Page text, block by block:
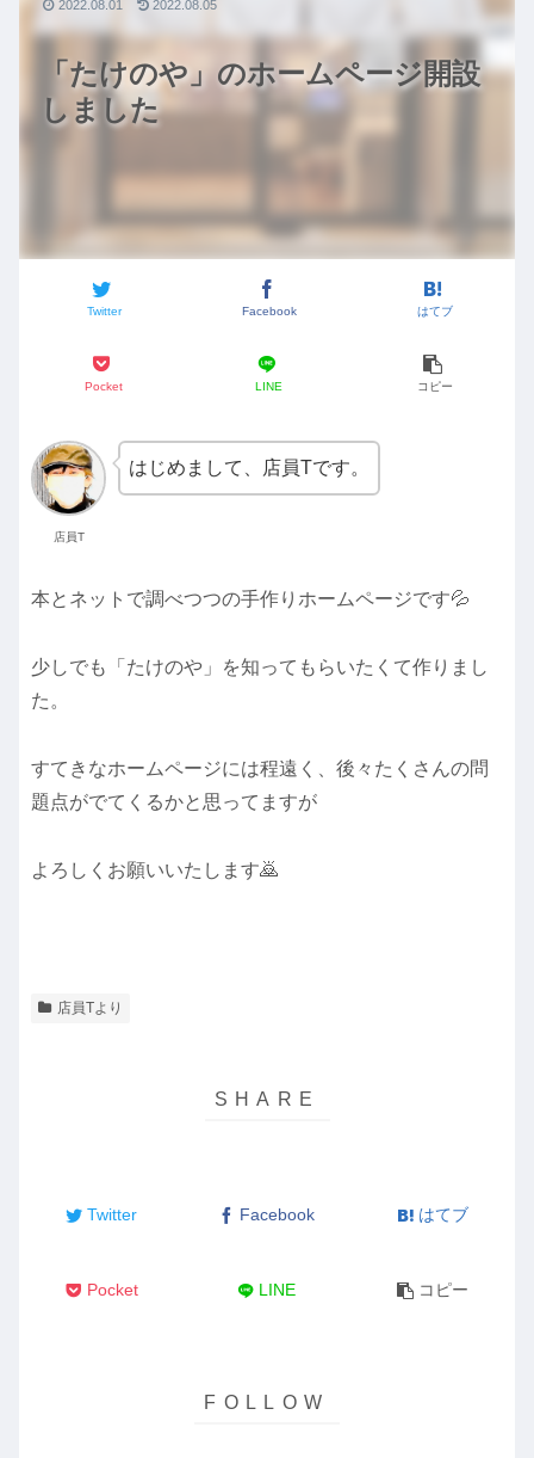
「たけのや」のホームページ開設
しました
Twitter Facebook はてブ
Pocket LINE コピー
2022.08.01 2022.08.05
店員T
はじめまして、店員Tです。
本とネットで調べつつの手作りホームページです💦
少しでも「たけのや」を知ってもらいたくて作りまし
た。
すてきなホームページには程遠く、後々たくさんの問
題点がでてくるかと思ってますが
よろしくお願いいたします🙇
店員Tより
Twitter Facebook はてブ
Pocket LINE コピー